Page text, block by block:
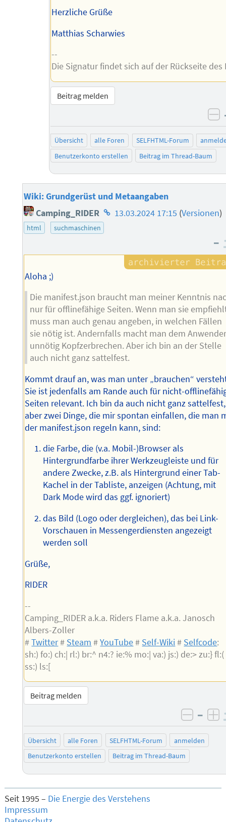
Herzliche Grüße
Matthias Scharwies
--
Die Signatur findet sich auf der Rückseite des
Beitrag melden
Übersicht alle Foren SELFHTML-Forum
Benutzerkonto erstellen
Beitrag im Thread-Baum
Wiki: Grundgerüst und Metaangaben
Camping_RIDER Homepage
des
13.03.2024 17:15 (Versionen)
html suchmaschinen
–
Aloha ;)
Die manifest.json braucht man meiner Kenntnis
nur für offlinefähige Seiten. Wenn man sie
muss man auch genau angeben, in welchen Fällen
sie nötig ist. Andernfalls macht man dem
unnötig Kopfzerbrechen. Aber ich bin an der Stelle
auch nicht ganz sattelfest.
Kommt drauf an, was man unter „brauchen“
Sie ist jedenfalls am Rande auch für nicht-
Seiten relevant. Ich bin da auch nicht ganz sattelfest,
aber zwei Dinge, die mir spontan einfallen, die man
der manifest.json regeln kann, sind:
die Farbe, die (v.a. Mobil-)Browser als
Hintergrundfarbe ihrer Werkzeugleiste und für
andere Zwecke, z.B. als Hintergrund einer Tab-
Kachel in der Tabliste, anzeigen (Achtung, mit
Dark Mode wird das ggf. ignoriert)
das Bild (Logo oder dergleichen), das bei Link-
Vorschauen in Messengerdiensten angezeigt
werden soll
Grüße,
RIDER
--
Camping_RIDER a.k.a. Riders Flame a.k.a. Janosch
Albers-Zoller
#Twitter# Steam #YouTube# Self-Wiki# Selfcode:
sh:) fo:) ch:| rl:) br:^ n4:? ie:% mo:| va:) js:) de:> zu:} fl:(
ss:) ls:[
Beitrag melden
–
Übersicht alle Foren SELFHTML-Forum
anmelden
Benutzerkonto erstellen
Beitrag im Thread-Baum
Seit 1995 – Die Energie des Verstehens
Impressum